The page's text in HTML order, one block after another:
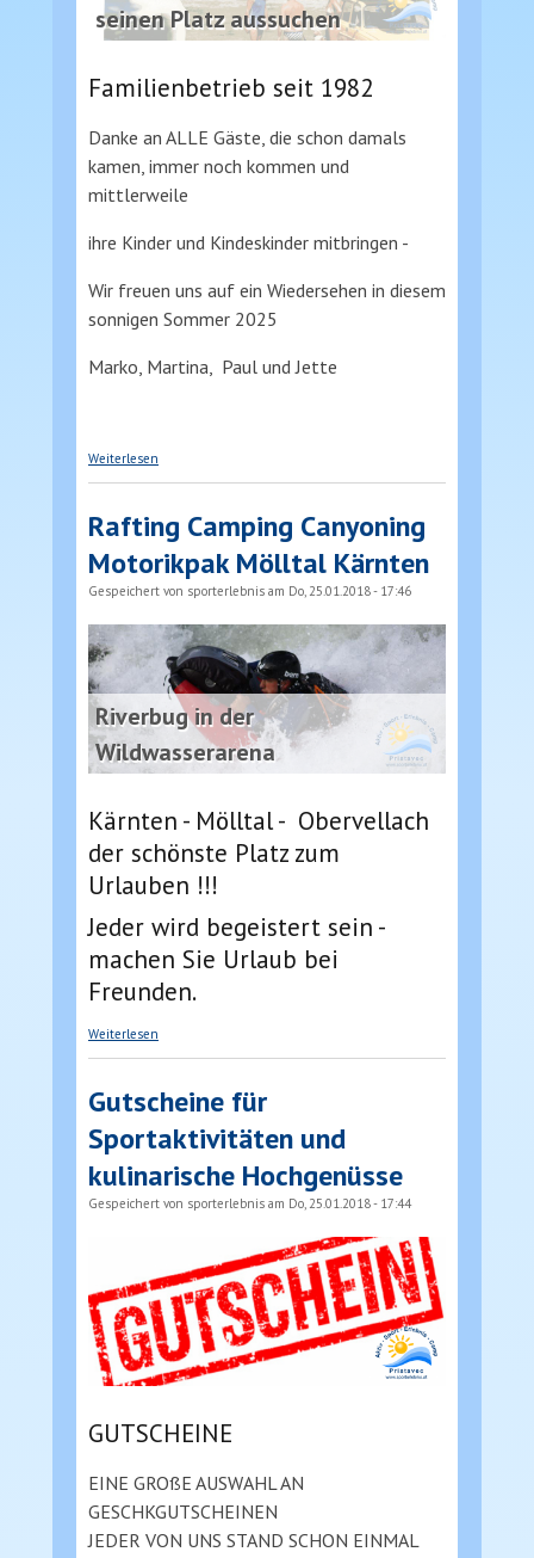
seinen Platz aussuchen
Familienbetrieb seit 1982
Danke an ALLE Gäste, die schon damals
kamen, immer noch kommen und
mittlerweile
ihre Kinder und Kindeskinder mitbringen -
Wir freuen uns auf ein Wiedersehen in diesem
sonnigen Sommer 2025
Marko, Martina, Paul und Jette
Weiterlesen
Rafting Camping Canyoning
Motorikpak Mölltal Kärnten
Gespeichert von sporterlebnis am Do, 25.01.2018 - 17:46
Riverbug in der
Wildwasserarena
Kärnten - Mölltal - Obervellach
der schönste Platz zum
Urlauben !!!
Jeder wird begeistert sein -
machen Sie Urlaub bei
Freunden.
Weiterlesen
Gutscheine für
Sportaktivitäten und
kulinarische Hochgenüsse
Gespeichert von sporterlebnis am Do, 25.01.2018 - 17:44
GUTSCHEINE
EINE GROßE AUSWAHL AN
GESCHKGUTSCHEINEN
JEDER VON UNS STAND SCHON EINMAL